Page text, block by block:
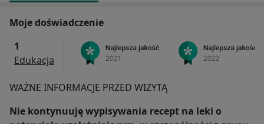
Moje doświadczenie
1
Edukacja
WAŻNE INFORMACJE PRZED WIZYTĄ
Nie kontynuuję wypisywania recept na leki o